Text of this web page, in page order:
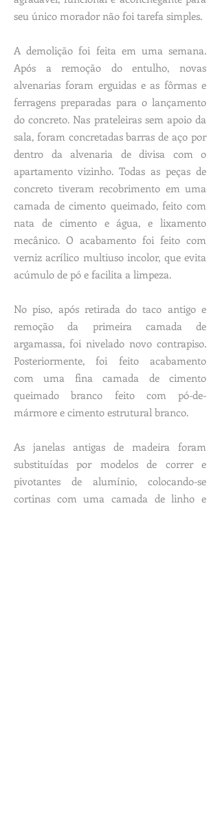
seu único morador não foi tarefa simples.
A demolição foi feita em uma semana.
Após a remoção do entulho, novas
alvenarias foram erguidas e as fôrmas e
ferragens preparadas para o lançamento
do concreto. Nas prateleiras sem apoio da
sala, foram concretadas barras de aço por
dentro da alvenaria de divisa com o
apartamento vizinho. Todas as peças de
concreto tiveram recobrimento em uma
camada de cimento queimado, feito com
nata de cimento e água, e lixamento
mecânico. O acabamento foi feito com
verniz acrílico multiuso incolor, que evita
acúmulo de pó e facilita a limpeza.
No piso, após retirada do taco antigo e
remoção da primeira camada de
argamassa, foi nivelado novo contrapiso.
Posteriormente, foi feito acabamento
com uma fina camada de cimento
queimado branco feito com pó-de-
mármore e cimento estrutural branco.
As janelas antigas de madeira foram
substituídas por modelos de correr e
pivotantes de alumínio, colocando-se
cortinas com uma camada de linho e